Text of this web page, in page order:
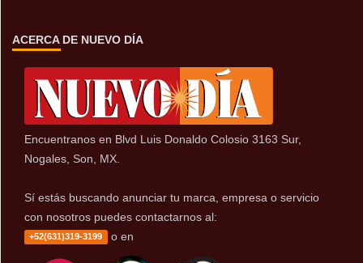
ACERCA DE NUEVO DÍA
Encuentranos en Blvd Luis Donaldo Colosio 3163 Sur,
Nogales, Son, MX.
Sí estás buscando anunciar tu marca, empresa o servicio
con nosotros puedes contactarnos al:
+52(631)319-3199 o en